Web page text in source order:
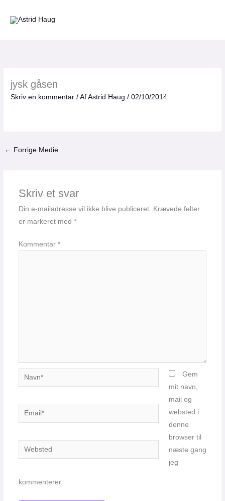
jysk gåsen
Skriv en kommentar / AfAstrid Haug/02/10/2014
← Forrige Medie
Skriv et svar
Din e-mailadresse vil ikke blive publiceret. Krævede felter
er markeret med *
Kommentar *
Navn*
Email*
Websted
Gem
mit navn,
mail og
websted i
denne
browser til
næste gang
jeg
kommenterer.